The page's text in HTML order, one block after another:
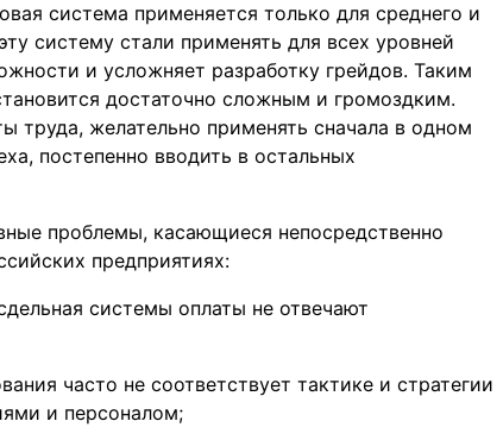
система применяется только для среднего и
систему стали применять для всех уровней
и усложняет разработку грейдов. Таким
достаточно сложным и громоздким.
труда, желательно применять сначала в одном
постепенно вводить в остальных
проблемы, касающиеся непосредственно
предприятиях:
системы оплаты не отвечают
часто не соответствует тактике и стратегии
и персоналом;